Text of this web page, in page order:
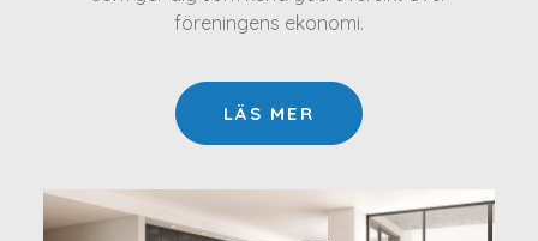
föreningens ekonomi.
LÄS MER